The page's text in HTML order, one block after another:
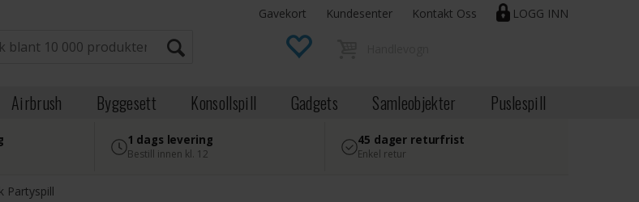
LOGG INN
Gavekort Kundesenter Kontakt Oss
Airbrush Byggesett Konsollspill Gadgets Samleobjekter Puslespill
1 dags levering
Bestill innen kl. 12
45 dager returfrist
Enkel retur
Partyspill